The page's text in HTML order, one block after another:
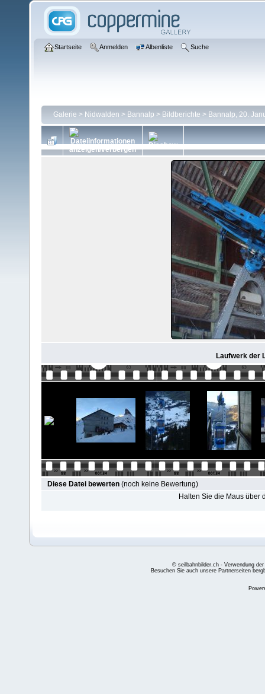
Startseite Anmelden Albenliste Suche
Galerie > Nidwalden > Bannalp > Bildberichte > Bannalp, 20.
Laufwerk der
Diese Datei bewerten (noch keine Bewertung)
Halten Sie die Maus über
© seilbahnbilder.ch - Verwendung
Besuchen Sie auch unsere Partnerseiten